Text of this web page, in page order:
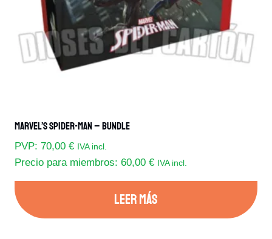
Marvel’s Spider-Man – Bundle
PVP: 70,00 € IVA incl.
Precio para miembros: 60,00 € IVA incl.
LEER MÁS